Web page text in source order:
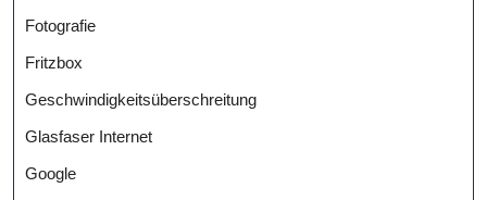
Fotografie
Fritzbox
Geschwindigkeitsüberschreitung
Glasfaser Internet
Google